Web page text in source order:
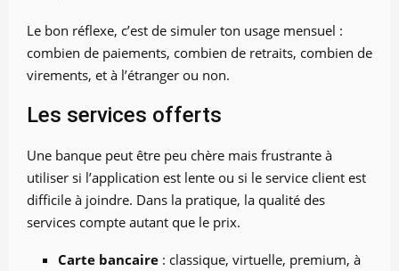
Le bon réflexe, c’est de simuler ton usage mensuel :
combien de paiements, combien de retraits, combien de
virements, et à l’étranger ou non.
Les services offerts
Une banque peut être peu chère mais frustrante à
utiliser si l’application est lente ou si le service client est
difficile à joindre. Dans la pratique, la qualité des
services compte autant que le prix.
Carte bancaire : classique, virtuelle, premium, à